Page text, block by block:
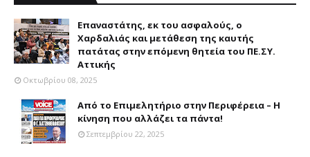
Επαναστάτης, εκ του ασφαλούς, ο
Χαρδαλιάς και μετάθεση της καυτής
πατάτας στην επόμενη θητεία του ΠΕ.ΣΥ.
Αττικής
Οκτωβρίου 08, 2025
Από το Επιμελητήριο στην Περιφέρεια – Η
κίνηση που αλλάζει τα πάντα!
Σεπτεμβρίου 22, 2025